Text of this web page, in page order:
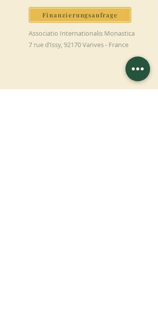
Finanzierungsanfrage
Associatio Internationalis Monastica
7 rue d’Issy, 92170 Vanves - France